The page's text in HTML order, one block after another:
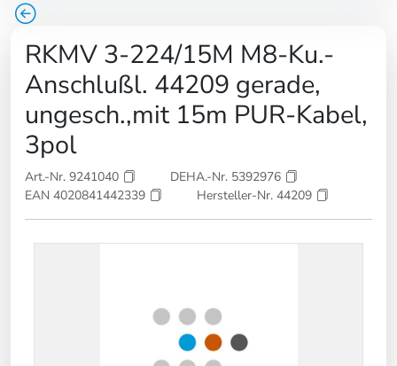
RKMV 3-224/15M M8-Ku.-
Anschlußl. 44209 gerade,
ungesch.,mit 15m PUR-Kabel,
3pol
Art.-Nr. 9241040
DEHA.-Nr. 5392976
EAN 4020841442339
Hersteller-Nr. 44209